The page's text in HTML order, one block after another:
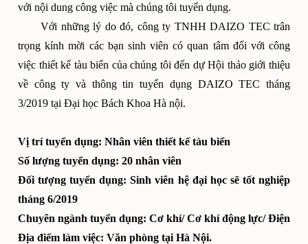
với nội dung công việc mà chúng tôi tuyển dụng.
Với những lý do đó, công ty TNHH DAIZO TEC trân
trọng kính mời các bạn sinh viên có quan tâm đối với công
việc thiết kế tàu biển của chúng tôi đến dự Hội thảo giới thiệu
về công ty và thông tin tuyển dụng DAIZO TEC tháng
3/2019 tại Đại học Bách Khoa Hà nội.
Vị trí tuyển dụng: Nhân viên thiết kế tàu biển
Số lượng tuyển dụng: 20 nhân viên
Đối tượng tuyển dụng: Sinh viên hệ đại học sẽ tốt nghiệp
tháng 6/2019
Chuyên ngành tuyển dụng: Cơ khí/ Cơ khí động lực/ Điện
Địa điểm làm việc: Văn phòng tại Hà Nội.